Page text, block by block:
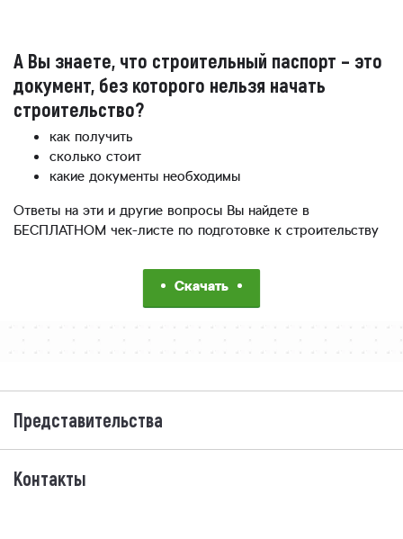
А Вы знаете, что строительный паспорт – это
документ, без которого нельзя начать
строительство?
как получить
сколько стоит
какие документы необходимы
Ответы на эти и другие вопросы Вы найдете в
БЕСПЛАТНОМ чек-листе по подготовке к строительству
Скачать
Представительства
Контакты